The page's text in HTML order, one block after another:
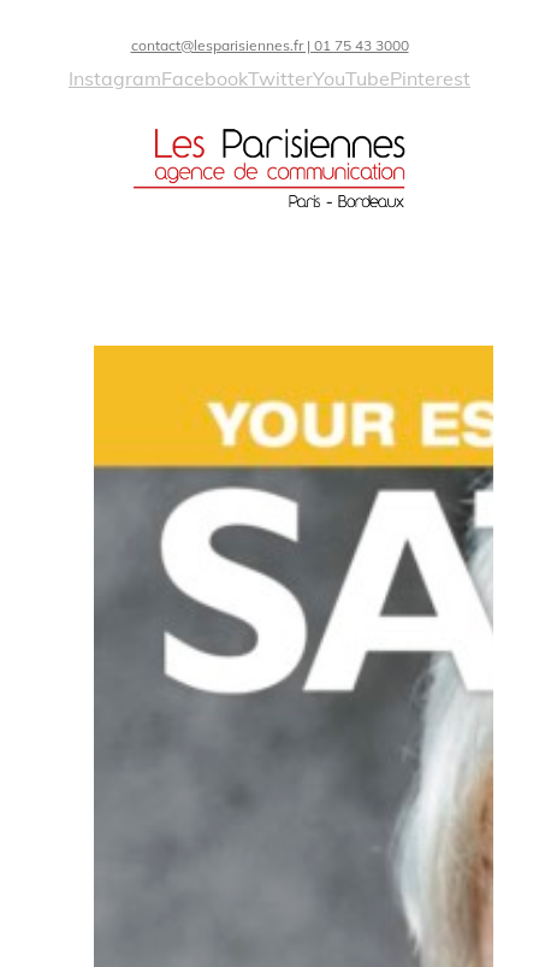
contact@lesparisiennes.fr | 01 75 43 3000
InstagramFacebookTwitterYouTubePinterest